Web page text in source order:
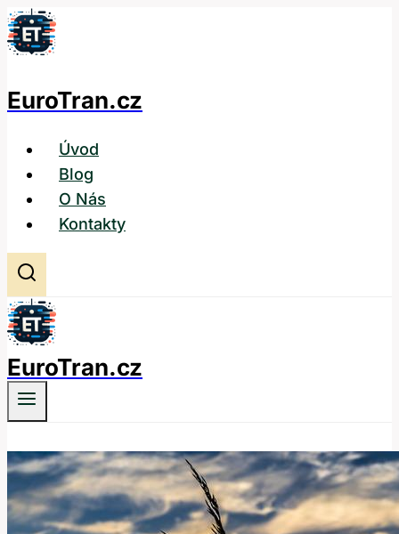
Přeskočit
na
EuroTran.cz
Úvod
Blog
O Nás
Kontakty
EuroTran.cz